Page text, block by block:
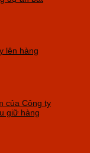
lên hàng
của Công ty
giữ hàng